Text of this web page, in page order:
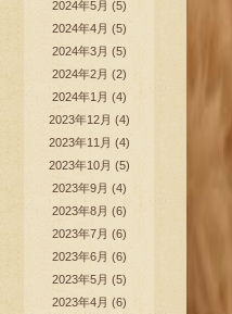
2024年5月 (5)
2024年4月 (5)
2024年3月 (5)
2024年2月 (2)
2024年1月 (4)
2023年12月 (4)
2023年11月 (4)
2023年10月 (5)
2023年9月 (4)
2023年8月 (6)
2023年7月 (6)
2023年6月 (6)
2023年5月 (5)
2023年4月 (6)